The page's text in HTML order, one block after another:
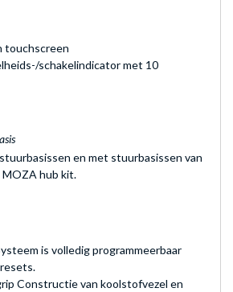
touchscreen
schakelindicator met 10
en met stuurbasissen van
hub kit.
is volledig programmeerbaar
Constructie van koolstofvezel en